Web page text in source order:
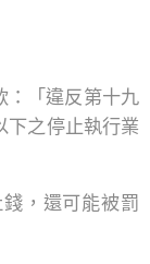
：「違反第十九
下之停止執行業
，還可能被罰